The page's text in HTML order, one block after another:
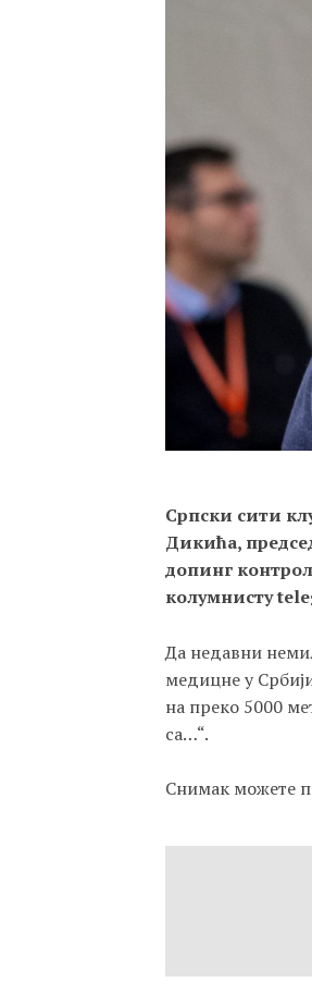
Српски сити
Дикића,
допинг
колумнисту
Да недавни
медицне у
на преко 5000
са…“.
Снимак можете